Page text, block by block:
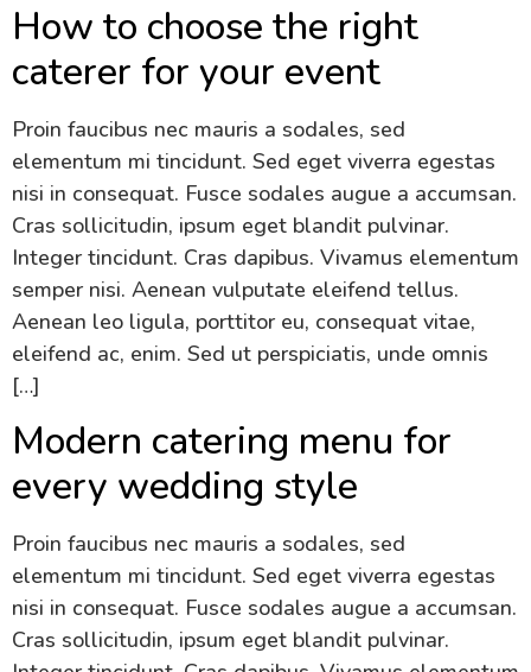
How to choose the right
caterer for your event
Proin faucibus nec mauris a sodales, sed
elementum mi tincidunt. Sed eget viverra egestas
nisi in consequat. Fusce sodales augue a accumsan.
Cras sollicitudin, ipsum eget blandit pulvinar.
Integer tincidunt. Cras dapibus. Vivamus elementum
semper nisi. Aenean vulputate eleifend tellus.
Aenean leo ligula, porttitor eu, consequat vitae,
eleifend ac, enim. Sed ut perspiciatis, unde omnis
[…]
Modern catering menu for
every wedding style
Proin faucibus nec mauris a sodales, sed
elementum mi tincidunt. Sed eget viverra egestas
nisi in consequat. Fusce sodales augue a accumsan.
Cras sollicitudin, ipsum eget blandit pulvinar.